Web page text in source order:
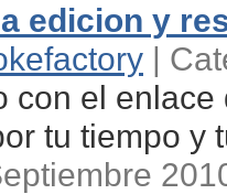
edicion y
|
con el
tu tiempo y